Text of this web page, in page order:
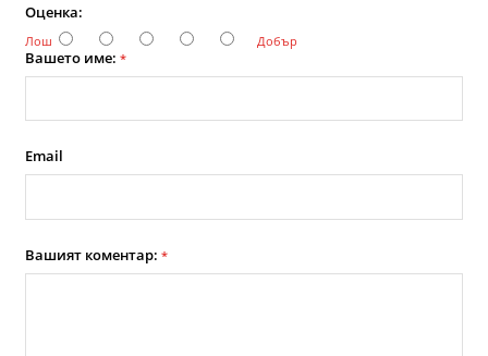
Оценка:
Лош Добър
Вашето име: *
Email
Вашият коментар: *